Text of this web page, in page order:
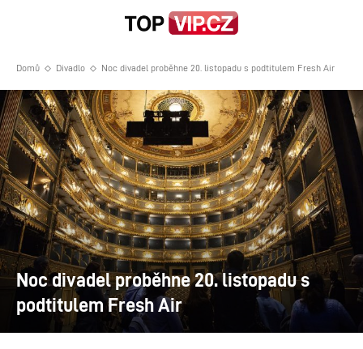
Domů Divadlo Noc divadel proběhne 20. listopadu s podtitulem Fresh Air
Noc divadel proběhne 20. listopadu s
podtitulem Fresh Air